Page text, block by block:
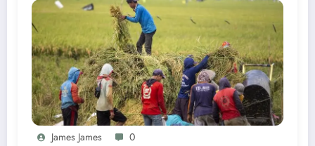
James James 0